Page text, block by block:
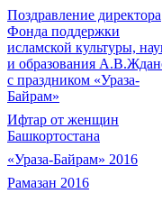
Поздравление директора
Фонда поддержки
исламской культуры,
и образования
с праздником «Ураза-
Байрам»
Ифтар от женщин
Башкортостана
«Ураза-Байрам» 2016
Рамазан 2016